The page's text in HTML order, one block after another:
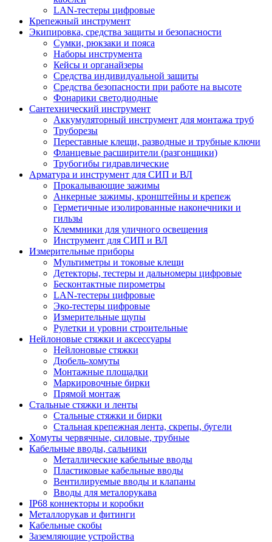
LAN-тестеры цифровые
Крепежный инструмент
Экипировка, средства защиты и безопасности
Сумки, рюкзаки и пояса
Наборы инструмента
Кейсы и органайзеры
Средства индивидуальной защиты
Средства безопасности при работе на высоте
Фонарики светодиодные
Сантехнический инструмент
Аккумуляторный инструмент для монтажа труб
Труборезы
Переставные клещи, разводные и трубные ключи
Фланцевые расширители (разгонщики)
Трубогибы гидравлические
Арматура и инструмент для СИП и ВЛ
Прокалывающие зажимы
Анкерные зажимы, кронштейны и крепеж
Герметичные изолированные наконечники и
гильзы
Клеммники для уличного освещения
Инструмент для СИП и ВЛ
Измерительные приборы
Мультиметры и токовые клещи
Детекторы, тестеры и дальномеры цифровые
Бесконтактные пирометры
LAN-тестеры цифровые
Эко-тестеры цифровые
Измерительные щупы
Рулетки и уровни строительные
Нейлоновые стяжки и аксессуары
Нейлоновые стяжки
Дюбель-хомуты
Монтажные площадки
Маркировочные бирки
Прямой монтаж
Стальные стяжки и ленты
Стальные стяжки и бирки
Стальная крепежная лента, скрепы, бугели
Хомуты червячные, силовые, трубные
Кабельные вводы, сальники
Металлические кабельные вводы
Пластиковые кабельные вводы
Вентилируемые вводы и клапаны
Вводы для металорукава
IP68 коннекторы и коробки
Металлорукав и фитинги
Кабельные скобы
Заземляющие устройства